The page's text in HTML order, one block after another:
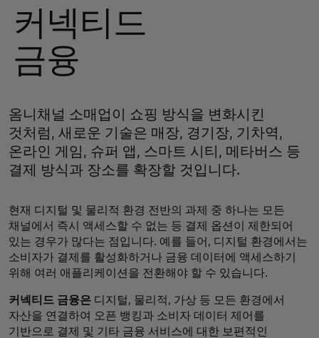
커넥티드
금융
옴니채널 소매업이 쇼핑 방식을 변화시킨
것처럼, 새로운 기술은 매장, 경기장, 기차역,
온라인 게임, 슈퍼 앱, 스마트 시티, 메타버스 등
결제 방식과 장소를 확장할 것입니다.
현재 디지털 및 물리적 환경 전반의 과제 중 하나는 모든
채널에서 즉시 액세스할 수 없는 등 결제 옵션이 제한되어
있는 경우가 많다는 점입니다. 예를 들어, 디지털 환경에서는
소비자가 결제를 활성화하거나 금융 데이터에 액세스하기
위해 여러 애플리케이션을 전환해야 할 수 있습니다.
커넥티드 금융은 디지털, 물리적, 가상 등 모든 환경에서
자산을 연결하여 오픈 뱅킹과 소비자 데이터 제어를
기반으로 결제 및 기타 금융 서비스에 대한 보편적인